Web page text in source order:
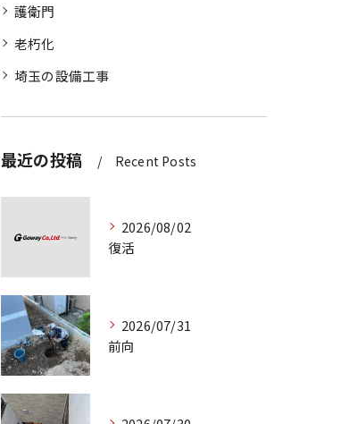
護衛門
老朽化
埼玉の設備工事
最近の投稿 Recent Posts
2026/08/02
復活
2026/07/31
前向